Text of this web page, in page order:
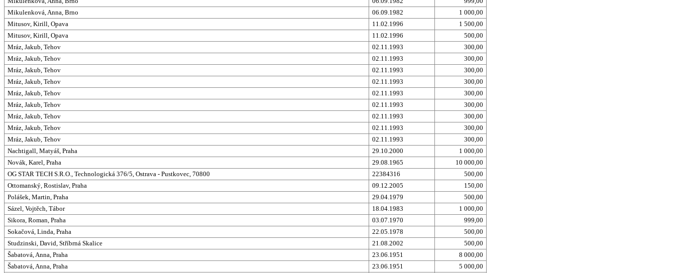
Mikulenková, Anna, Brno
06.09.1982
1 000,00
Mitusov, Kirill, Opava
11.02.1996
1 500,00
Mitusov, Kirill, Opava
11.02.1996
500,00
Mráz, Jakub, Tehov
02.11.1993
300,00
Mráz, Jakub, Tehov
02.11.1993
300,00
Mráz, Jakub, Tehov
02.11.1993
300,00
Mráz, Jakub, Tehov
02.11.1993
300,00
Mráz, Jakub, Tehov
02.11.1993
300,00
Mráz, Jakub, Tehov
02.11.1993
300,00
Mráz, Jakub, Tehov
02.11.1993
300,00
Mráz, Jakub, Tehov
02.11.1993
300,00
Mráz, Jakub, Tehov
02.11.1993
300,00
Nachtigall, Matyáš, Praha
29.10.2000
1 000,00
Novák, Karel, Praha
29.08.1965
10 000,00
OG STAR TECH S.R.O., Technologická 376/5, Ostrava - Pustkovec, 70800
22384316
500,00
Ottomanský, Rostislav, Praha
09.12.2005
150,00
Polášek, Martin, Praha
29.04.1979
500,00
Sázel, Vojtěch, Tábor
18.04.1983
1 000,00
Sikora, Roman, Praha
03.07.1970
999,00
Sokačová, Linda, Praha
22.05.1978
500,00
Studzinski, David, Stříbrná Skalice
21.08.2002
500,00
Šabatová, Anna, Praha
23.06.1951
8 000,00
Šabatová, Anna, Praha
23.06.1951
5 000,00